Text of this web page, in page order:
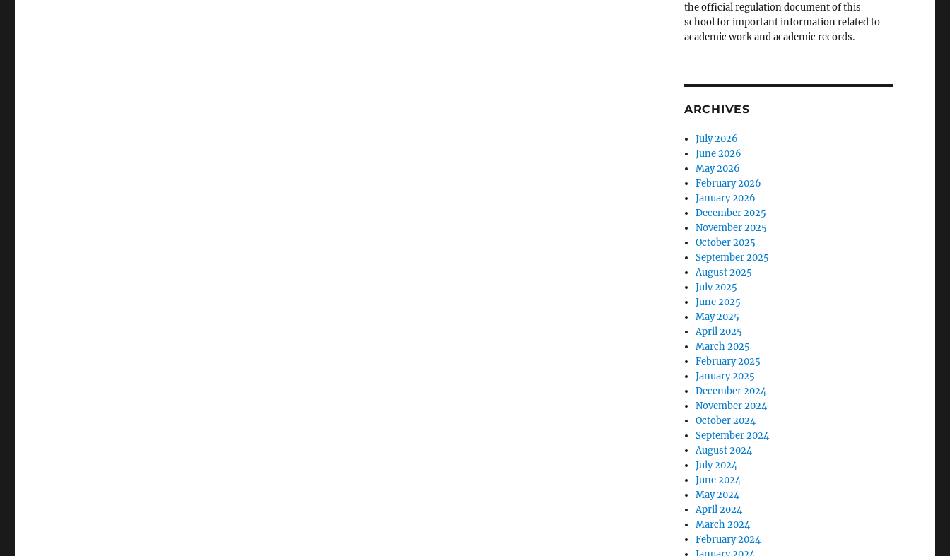
the official regulation document of this
school for important information related to
academic work and academic records.
ARCHIVES
July 2026
June 2026
May 2026
February 2026
January 2026
December 2025
November 2025
October 2025
September 2025
August 2025
July 2025
June 2025
May 2025
April 2025
March 2025
February 2025
January 2025
December 2024
November 2024
October 2024
September 2024
August 2024
July 2024
June 2024
May 2024
April 2024
March 2024
February 2024